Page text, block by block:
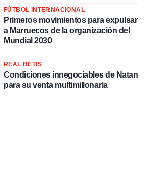
FÚTBOL INTERNACIONAL
Primeros movimientos para expulsar
a Marruecos de la organización del
Mundial 2030
REAL BETIS
Condiciones innegociables de Natan
para su venta multimillonaria